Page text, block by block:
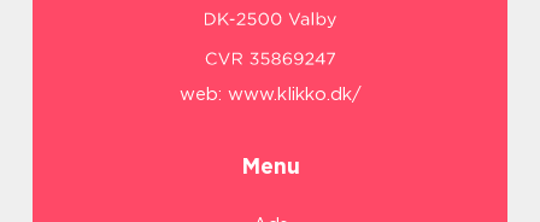
web: www.klikko.dk/
Menu